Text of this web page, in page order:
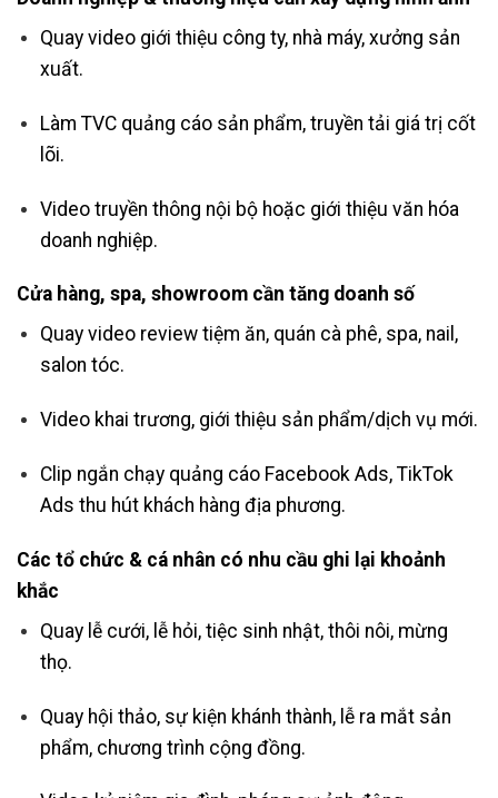
Quay video giới thiệu công ty, nhà máy, xưởng sản
xuất.
Làm TVC quảng cáo sản phẩm, truyền tải giá trị cốt
lõi.
Video truyền thông nội bộ hoặc giới thiệu văn hóa
doanh nghiệp.
Cửa hàng, spa, showroom cần tăng doanh số
Quay video review tiệm ăn, quán cà phê, spa, nail,
salon tóc.
Video khai trương, giới thiệu sản phẩm/dịch vụ mới.
Clip ngắn chạy quảng cáo Facebook Ads, TikTok
Ads thu hút khách hàng địa phương.
Các tổ chức & cá nhân có nhu cầu ghi lại khoảnh
khắc
Quay lễ cưới, lễ hỏi, tiệc sinh nhật, thôi nôi, mừng
thọ.
Quay hội thảo, sự kiện khánh thành, lễ ra mắt sản
phẩm, chương trình cộng đồng.